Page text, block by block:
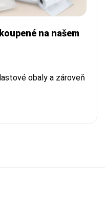
na našem
obaly a zároveň